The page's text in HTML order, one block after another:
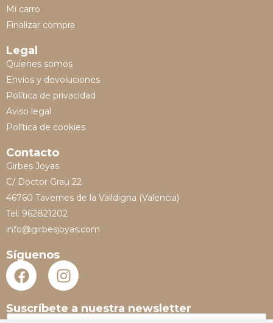
Mi carro
Finalizar compra
Legal
Quienes somos
Envíos y devoluciones
Política de privacidad
Aviso legal
Política de cookies
Contacto
Girbes Joyas
C/ Doctor Grau 22
46760 Tavernes de la Valldigna (Valencia)
Tel. 962821202
info@girbesjoyas.com
Síguenos
Suscríbete a nuestra newsletter
N